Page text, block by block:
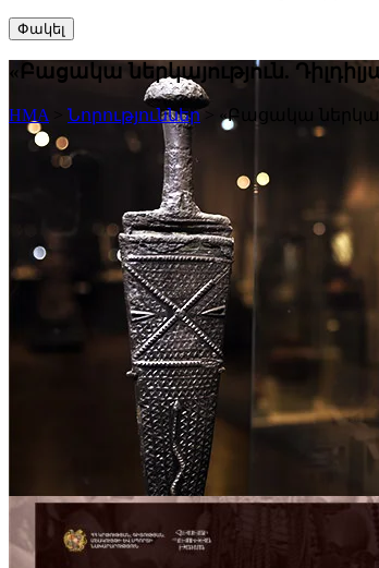
Փակել
«Բացակա ներկայություն.
HMA Նորություններ> «Բացակա